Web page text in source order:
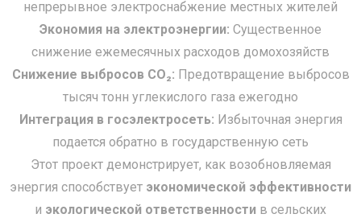
непрерывное электроснабжение местных жителей
Экономия на электроэнергии: Существенное
снижение ежемесячных расходов домохозяйств
Снижение выбросов CO₂: Предотвращение выбросов
тысяч тонн углекислого газа ежегодно
Интеграция в госэлектросеть: Избыточная энергия
подается обратно в государственную сеть
Этот проект демонстрирует, как возобновляемая
энергия способствует экономической эффективности
и экологической ответственности в сельских